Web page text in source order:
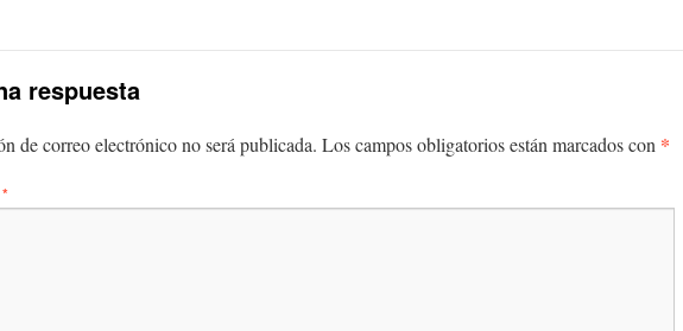
respuesta
de correo electrónico no será publicada. Los campos obligatorios están marcados con *
*